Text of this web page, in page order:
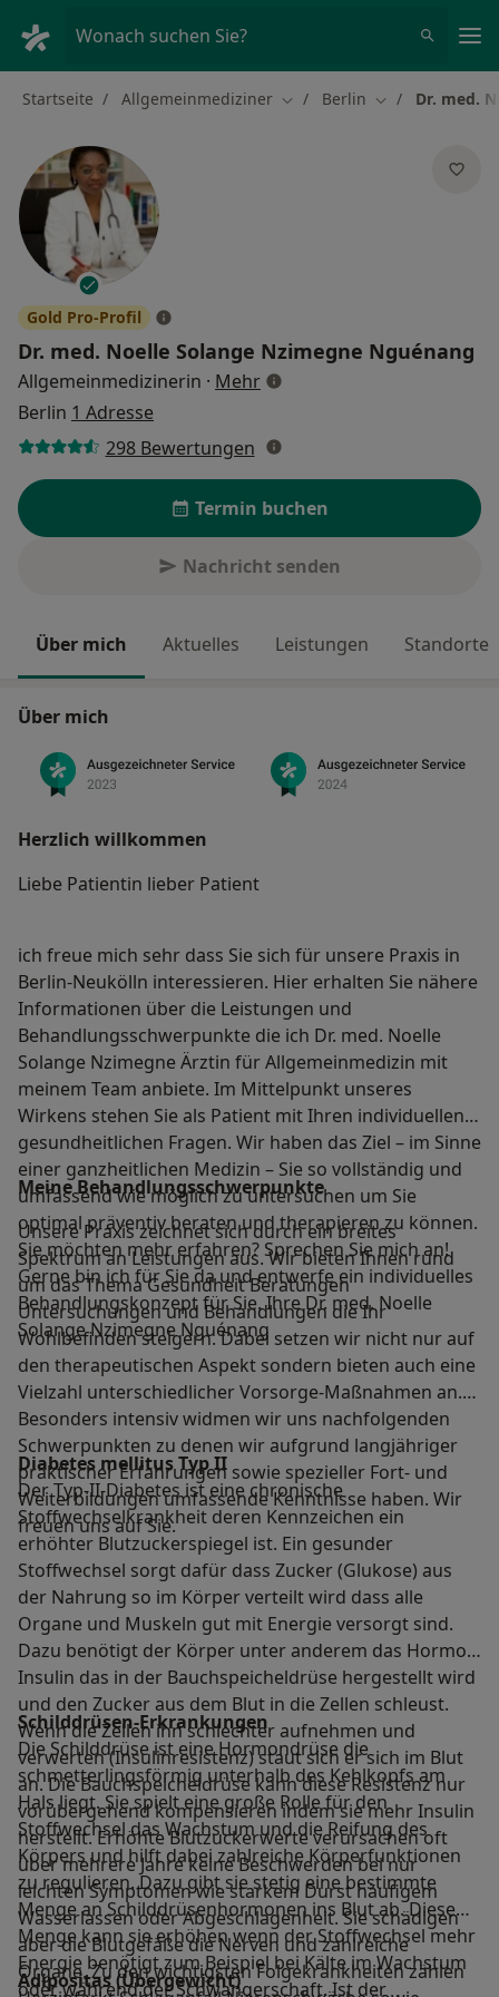
Wonach suchen Sie?
Startseite Allgemeinmediziner Stadt ändern
Berlin Stadt ändern
Dr. med.
Gold Pro-Profil
Dr. med. Noelle Solange Nzimegne Nguénang
Allgemeinmedizinerin · Mehrüber Spezialisierungen
Berlin 1 Adresse
298 Bewertungen
Termin buchen
Nachricht senden
Über mich Aktuelles Leistungen Standorte
Über mich
Herzlich willkommen
Liebe Patientin lieber Patient
ich freue mich sehr dass Sie sich für unsere Praxis in
Berlin-Neukölln interessieren. Hier erhalten Sie nähere
Informationen über die Leistungen und
Behandlungsschwerpunkte die ich Dr. med. Noelle
Solange Nzimegne Ärztin für Allgemeinmedizin mit
meinem Team anbiete. Im Mittelpunkt unseres
Wirkens stehen Sie als Patient mit Ihren individuellen
gesundheitlichen Fragen. Wir haben das Ziel – im Sinne
einer ganzheitlichen Medizin – Sie so vollständig und
umfassend wie möglich zu untersuchen um Sie
optimal präventiv beraten und therapieren zu können.
Sie möchten mehr erfahren? Sprechen Sie mich an!
Gerne bin ich für Sie da und entwerfe ein individuelles
Behandlungskonzept für Sie. Ihre Dr. med. Noelle
Solange Nzimegne Nguénang
Meine Behandlungs­schwerpunkte
Unsere Praxis zeichnet sich durch ein breites
Spektrum an Leistungen aus. Wir bieten Ihnen rund
um das Thema Gesundheit Beratungen
Untersuchungen und Behandlungen die Ihr
Wohlbefinden steigern. Dabei setzen wir nicht nur auf
den therapeutischen Aspekt sondern bieten auch eine
Vielzahl unterschiedlicher Vorsorge-Maßnahmen an.
Besonders intensiv widmen wir uns nachfolgenden
Schwerpunkten zu denen wir aufgrund langjähriger
praktischer Erfahrungen sowie spezieller Fort- und
Weiterbildungen umfassende Kenntnisse haben. Wir
freuen uns auf Sie.
Diabetes mellitus Typ II
Der Typ-II-Diabetes ist eine chronische
Stoffwechselkrankheit deren Kennzeichen ein
erhöhter Blutzuckerspiegel ist. Ein gesunder
Stoffwechsel sorgt dafür dass Zucker (Glukose) aus
der Nahrung so im Körper verteilt wird dass alle
Organe und Muskeln gut mit Energie versorgt sind.
Dazu benötigt der Körper unter anderem das Hormon
Insulin das in der Bauchspeicheldrüse hergestellt wird
und den Zucker aus dem Blut in die Zellen schleust.
Wenn die Zellen ihn schlechter aufnehmen und
verwerten (Insulinresistenz) staut sich er sich im Blut
an. Die Bauchspeicheldrüse kann diese Resistenz nur
vorübergehend kompensieren indem sie mehr Insulin
herstellt. Erhöhte Blutzuckerwerte verursachen oft
über mehrere Jahre keine Beschwerden bei nur
leichten Symptomen wie starkem Durst häufigem
Wasserlassen oder Abgeschlagenheit. Sie schädigen
aber die Blutgefäße die Nerven und zahlreiche
Organe. Zu den wichtigsten Folgekrankheiten zählen
Schilddrüsen-Erkrankungen
Die Schilddrüse ist eine Hormondrüse die
schmetterlingsförmig unterhalb des Kehlkopfs am
Hals liegt. Sie spielt eine große Rolle für den
Stoffwechsel das Wachstum und die Reifung des
Körpers und hilft dabei zahlreiche Körperfunktionen
zu regulieren. Dazu gibt sie stetig eine bestimmte
Menge an Schilddrüsenhormonen ins Blut ab. Diese
Menge kann sie erhöhen wenn der Stoffwechsel mehr
Energie benötigt zum Beispiel bei Kälte im Wachstum
oder während der Schwangerschaft. Ist der
Adipositas (Übergewicht)